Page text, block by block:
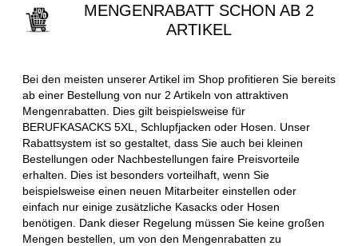
MENGENRABATT SCHON AB 2
ARTIKEL
Bei den meisten unserer Artikel im Shop profitieren Sie bereits
ab einer Bestellung von nur 2 Artikeln von attraktiven
Mengenrabatten. Dies gilt beispielsweise für
BERUFKASACKS 5XL, Schlupfjacken oder Hosen. Unser
Rabattsystem ist so gestaltet, dass Sie auch bei kleinen
Bestellungen oder Nachbestellungen faire Preisvorteile
erhalten. Dies ist besonders vorteilhaft, wenn Sie
beispielsweise einen neuen Mitarbeiter einstellen oder
einfach nur einige zusätzliche Kasacks oder Hosen
benötigen. Dank dieser Regelung müssen Sie keine großen
Mengen bestellen, um von den Mengenrabatten zu